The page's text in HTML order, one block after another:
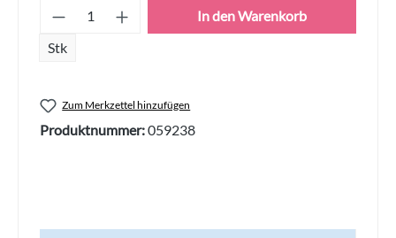
Produkt Anzahl: Gib den gewünschten
Stk
In den Warenkorb
Zum Merkzettel hinzufügen
Produktnummer:059238